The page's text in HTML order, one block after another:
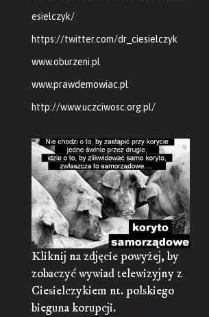
esielczyk/
https://twitter.com/dr_ciesielczyk
www.oburzeni.pl
www.prawdemowiac.pl
http://www.uczciwosc.org.pl/
Kliknij na zdjęcie powyżej, by
zobaczyć wywiad telewizyjny z
Ciesielczykiem nt. polskiego
bieguna korupcji.